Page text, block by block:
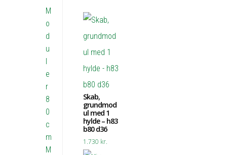
Skab,
grundmod
ul med 1
hylde – h83
b80 d36
1.730 kr.
M
o
d
u
l
e
r
8
0
c
m
M